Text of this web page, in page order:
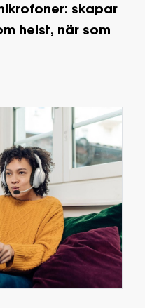
skapar
helst, när som